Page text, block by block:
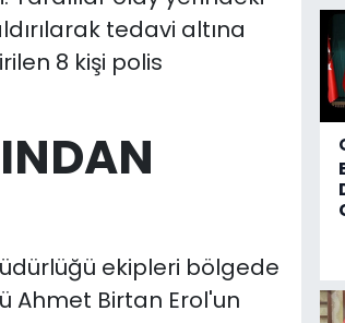
tedavi altına
8 kişi polis
ekipleri bölgede
Ahmet Birtan Erol'un